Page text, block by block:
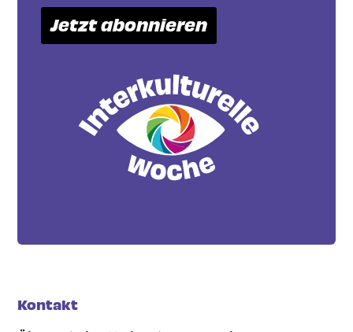
Jetzt abonnieren
Kontakt